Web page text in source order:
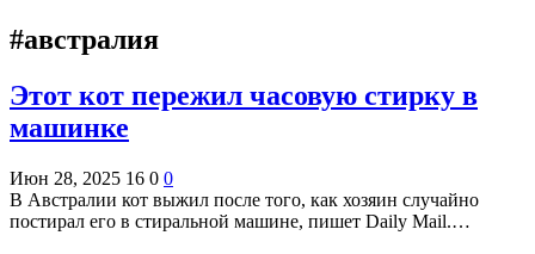
#австралия
Этот кот пережил часовую стирку в
машинке
Июн 28, 2025 16 0 0
В Австралии кот выжил после того, как хозяин случайно
постирал его в стиральной машине, пишет Daily Mail.…